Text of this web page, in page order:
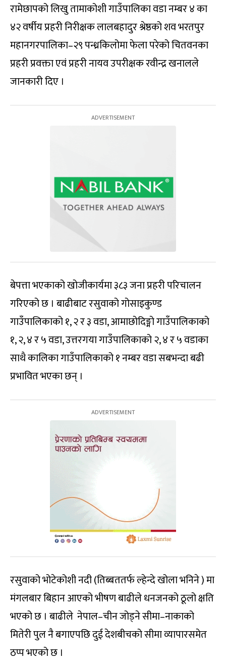
रामेछापको लिखु तामाकोशी गाउँपालिका वडा नम्बर ४ का
४२ वर्षीय प्रहरी निरीक्षक लालबहादुर श्रेष्ठको शव भरतपुर
महानगरपालिका–२९ पन्ध्रकिलोमा फेला परेको चितवनका
प्रहरी प्रवक्ता एवं प्रहरी नायव उपरीक्षक रवीन्द्र खनालले
जानकारी दिए ।
बेपत्ता भएकाको खोजीकार्यमा ३८३ जना प्रहरी परिचालन
गरिएको छ । बाढीबाट रसुवाको गोसाइकुण्ड
गाउँपालिकाको १, २ र ३ वडा, आमाछोदिङ्मो गाउँपालिकाको
१, २, ४ र ५ वडा, उत्तरगया गाउँपालिकाको २, ४ र ५ वडाका
साथै कालिका गाउँपालिकाको १ नम्बर वडा सबभन्दा बढी
प्रभावित भएका छन् ।
रसुवाको भोटेकोशी नदी (तिब्बततर्फ ल्हेन्दे खोला भनिने ) मा
मंगलबार बिहान आएको भीषण बाढीले धनजनको ठूलो क्षति
भएको छ । बाढीले नेपाल–चीन जोड्ने सीमा–नाकाको
मितेरी पुल नै बगाएपछि दुई देशबीचको सीमा व्यापारसमेत
ठप्प भएको छ ।